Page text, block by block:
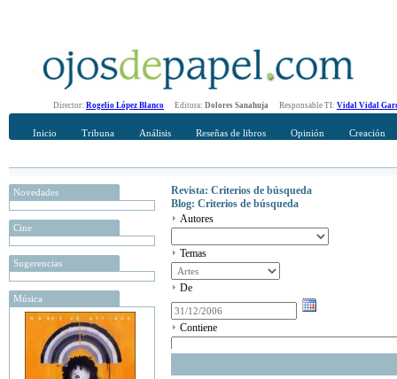
Director: Rogelio López Blanco Editora: Dolores Sanahuja Responsable TI: Vidal Vidal
Inicio Tribuna Análisis Reseñas de libros Opinión Creación
Novedades
Cine
Sugerencias
Música
Revista: Criterios de búsqueda
Blog: Criterios de búsqueda
Autores
Temas
De
Contiene